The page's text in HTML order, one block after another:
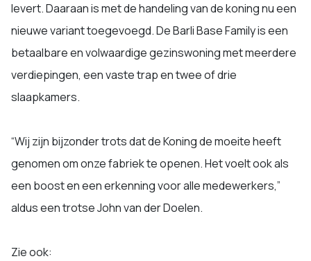
levert. Daaraan is met de handeling van de koning nu een
nieuwe variant toegevoegd. De Barli Base Family is een
betaalbare en volwaardige gezinswoning met meerdere
verdiepingen, een vaste trap en twee of drie
slaapkamers.
“Wij zijn bijzonder trots dat de Koning de moeite heeft
genomen om onze fabriek te openen. Het voelt ook als
een boost en een erkenning voor alle medewerkers,”
aldus een trotse John van der Doelen.
Zie ook: